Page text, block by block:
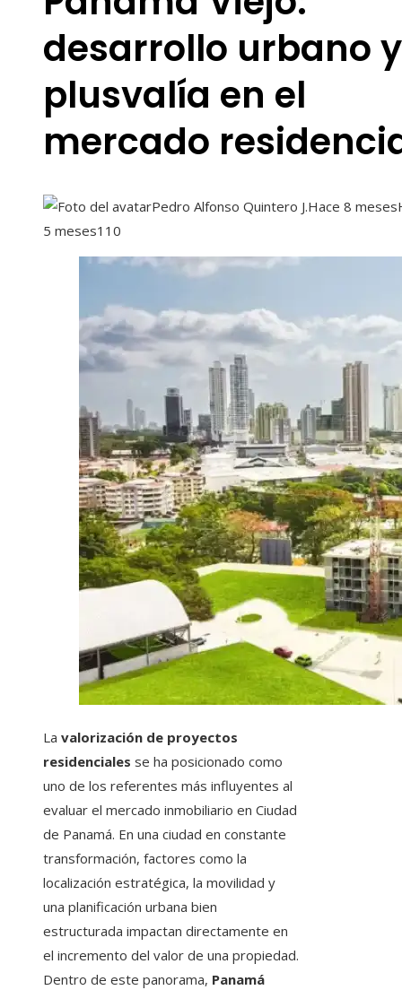
desarrollo urbano y
plusvalía en el
mercado
Pedro Alfonso Quintero J.Hace 8 meses
5 meses110
La valorización de proyectos
residenciales se ha posicionado como
uno de los referentes más influyentes al
evaluar el mercado inmobiliario en Ciudad
de Panamá. En una ciudad en constante
transformación, factores como la
localización estratégica, la movilidad y
una planificación urbana bien
estructurada impactan directamente en
el incremento del valor de una propiedad.
Dentro de este panorama, Panamá